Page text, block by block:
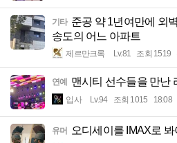
기타 준공 약 1년여만에 외
송도의 어느 아파트
제르만크록 Lv.81 조회 1519
연예 맨시티 선수들을 만난
입사 Lv.94 조회 1015 18:08
유머 오디세이를 IMAX로